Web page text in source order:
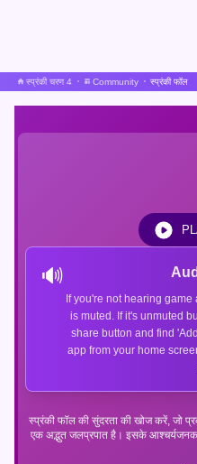
स्प्रंकी चरण 4 Community स्प्रंकी फॉल
स्प्रंकी फॉल की सुंदरता की खोज करें, जो
एक अद्भुत जलप्रपात है। इसके आश्चर्यजनक
🔊
If you're not hearing
is muted. If it's unmuted
share button and find
app from your home